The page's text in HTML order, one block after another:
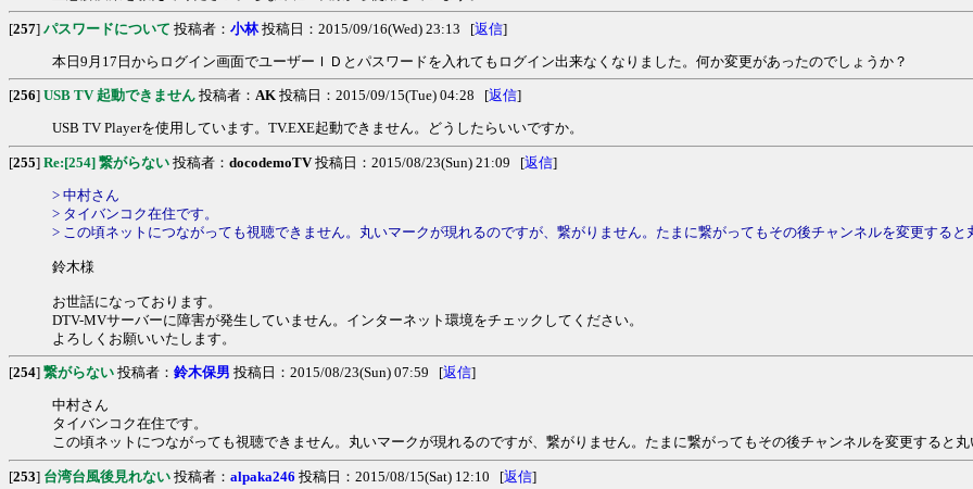
[257] パスワードについて 投稿者： 小林投稿日：2015/09/16(Wed) 23:13 [返信]
本日9月17日からログイン画面でユーザーＩＤとパスワードを入れてもログイン出来なくなりました。何か変更があったのでしょうか？
[256] USB TV 起動できません 投稿者： AK 投稿日：2015/09/15(Tue) 04:28 [返信]
USB TV Playerを使用しています。TV.EXE起動できません。どうしたらいいですか。
[255] Re:[254] 繋がらない 投稿者： docodemoTV投稿日：2015/08/23(Sun) 21:09 [返信]
> 中村さん
> タイバンコク在住です。
> この頃ネットにつながっても視聴できません。丸いマークが現れるのですが、繋がりません。たまに繋がってもその後チャンネルを変更する
鈴木様
お世話になっております。
DTV-MVサーバーに障害が発生していません。インターネット環境をチェックしてください。
よろしくお願いいたします。
[254] 繋がらない 投稿者： 鈴木保男 投稿日：2015/08/23(Sun) 07:59 [返信]
中村さん
タイバンコク在住です。
この頃ネットにつながっても視聴できません。丸いマークが現れるのですが、繋がりません。たまに繋がってもその後チャンネルを変更すると
[253] 台湾台風後見れない 投稿者： alpaka246 投稿日：2015/08/15(Sat) 12:10 [返信]